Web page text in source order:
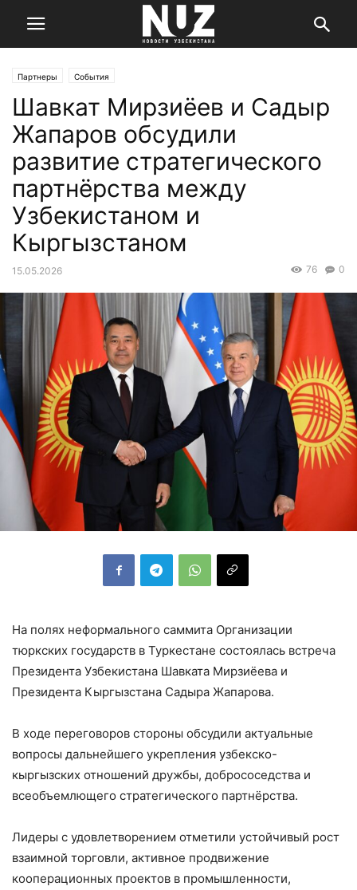
Партнеры События
Шавкат Мирзиёев и Садыр
Жапаров обсудили
развитие стратегического
партнёрства между
Узбекистаном и
Кыргызстаном
15.05.2026 0
76
На полях неформального саммита Организации
тюркских государств в Туркестане состоялась встреча
Президента Узбекистана Шавката Мирзиёева и
Президента Кыргызстана Садыра Жапарова.
В ходе переговоров стороны обсудили актуальные
вопросы дальнейшего укрепления узбекско-
кыргызских отношений дружбы, добрососедства и
всеобъемлющего стратегического партнёрства.
Лидеры с удовлетворением отметили устойчивый рост
взаимной торговли, активное продвижение
кооперационных проектов в промышленности,